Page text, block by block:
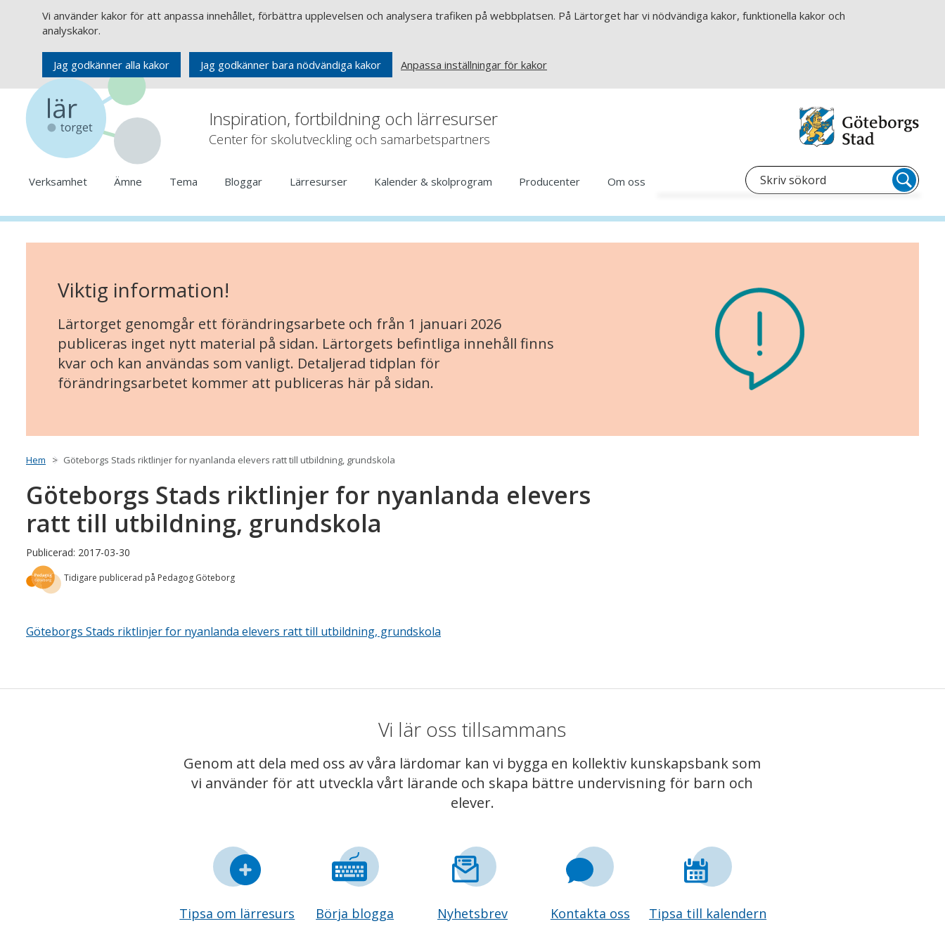
Vi använder kakor för att anpassa innehållet, förbättra upplevelsen och analysera trafiken på webbplatsen. På Lärtorget har vi nödvändiga kakor, funktionella kakor och
analyskakor.
Jag godkänner alla kakor Jag godkänner bara nödvändiga kakor Anpassa inställningar för kakor
Inspiration, fortbildning och lärresurser
Center för skolutveckling och samarbetspartners
Verksamhet Ämne Tema Bloggar Lärresurser Kalender & skolprogram Producenter Om oss
Viktig information!
Lärtorget genomgår ett förändringsarbete och från 1 januari 2026
publiceras inget nytt material på sidan. Lärtorgets befintliga innehåll finns
kvar och kan användas som vanligt. Detaljerad tidplan för
förändringsarbetet kommer att publiceras här på sidan.
Hem Göteborgs Stads riktlinjer for nyanlanda elevers ratt till utbildning, grundskola
Göteborgs Stads riktlinjer for nyanlanda elevers
ratt till utbildning, grundskola
Publicerad: 2017-03-30
Tidigare publicerad på Pedagog Göteborg
Göteborgs Stads riktlinjer for nyanlanda elevers ratt till utbildning, grundskola
Vi lär oss tillsammans
Genom att dela med oss av våra lärdomar kan vi bygga en kollektiv kunskapsbank som
vi använder för att utveckla vårt lärande och skapa bättre undervisning för barn och
elever.
Tipsa om lärresurs Börja blogga Nyhetsbrev Kontakta oss Tipsa till kalendern